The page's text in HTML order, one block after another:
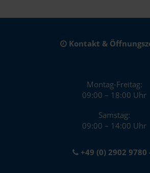
Kontakt &
Montag-Freitag:
09:00 – 18:00 Uhr
Samstag:
09:00 – 14:00 Uhr
+49 (0) 2902 9780